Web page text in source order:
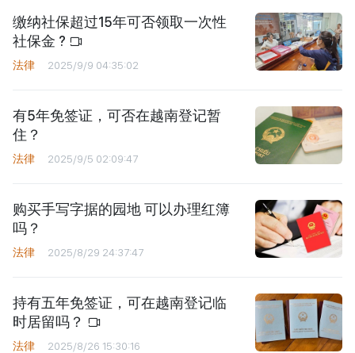
缴纳社保超过15年可否领取一次性
社保金 ?
法律 2025/9/9 04:35:02
有5年免签证，可否在越南登记暂
住？
法律 2025/9/5 02:09:47
购买手写字据的园地 可以办理红簿
吗？
法律 2025/8/29 24:37:47
持有五年免签证，可在越南登记临
时居留吗？
法律 2025/8/26 15:30:16